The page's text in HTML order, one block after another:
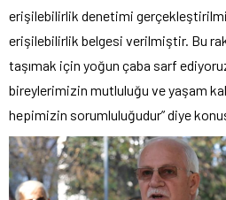
erişilebilirlik denetimi
erişilebilirlik belgesi verilmiştir. Bu
taşımak için yoğun çaba sarf
bireylerimizin mutluluğu ve yaşam
hepimizin sorumluluğudur” diye